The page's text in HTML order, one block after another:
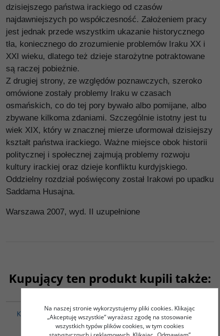
dzisiejszego państwa irackiego od czasów
najdawniejszych po współczesność. Założeniem pracy
jest jednak przede wszystkim ukazanie historycznego
tła, koniecznego do zrozumienie problemów Iraku XX i
XXI wieku, dlatego też dzieje starożytne potraktowane
są raczej pobieżnie.
Z drugiej strony, ze względów poznawczych, szeroko
omówione zostały problemy Iraku w czasach
osmańskich, co do tej pory bywało albo pomijane, albo
zbywane kilkoma zdaniami. Szczególnie istotny jest tu
wiek XIX, który w znacznej mierze uformował dzisiejszy
kształt państwa irackiego. Ważne miejsce obok historii
politycznej i społecznej zajmują problemy rozwoju
kultury irackiej oraz dzieje konfliktu kurdyjskiego.
Oddzielny rozdział poświęcony został Irakowi po upadku
Saddama Husajna.
Warszawa 2007, wyd. II uzupełnione
Kupujący ten produkt kupili także:
Klasyczny język egipski
Dembska Albertyna
ZROZUMIEĆ DZISIEJSZĄ
AZJĘ - 2 książki - Bogdan
Góralczyk - Wielki
Na naszej stronie wykorzystujemy pliki cookies. Klikając
„Akceptuję wszystkie” wyrażasz zgodę na stosowanie
wszystkich typów plików cookies, w tym cookies